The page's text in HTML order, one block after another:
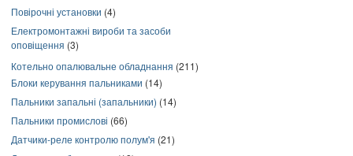
Повірочні установки (4)
Електромонтажні вироби та засоби
оповіщення (3)
Котельно опалювальне обладнання (211)
Блоки керування пальниками (14)
Пальники запальні (запальники) (14)
Пальники промислові (66)
Датчики-реле контролю полум'я (21)